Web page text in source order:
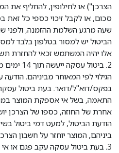
הצרכן") או לחילופין, להחליף את
סכום, או לקבל זיכוי כספי כל זאת
שעה מרגע השלמת ההזמנה, ולפני
הביטול יש למסור בטלפון בלבד
אלו יהיה המשתמש זכאי להחזרת
2. ביטול
הגילוי לפי המאוחר מביניהם.
בפקס/דוא"ל/דואר. בעת ביטול
התאמה, בשל אי אספקת המוצר
ביניהם, המוצר יוחזר על חשבון
3. בעת ביטול עסקה עקב פגם או